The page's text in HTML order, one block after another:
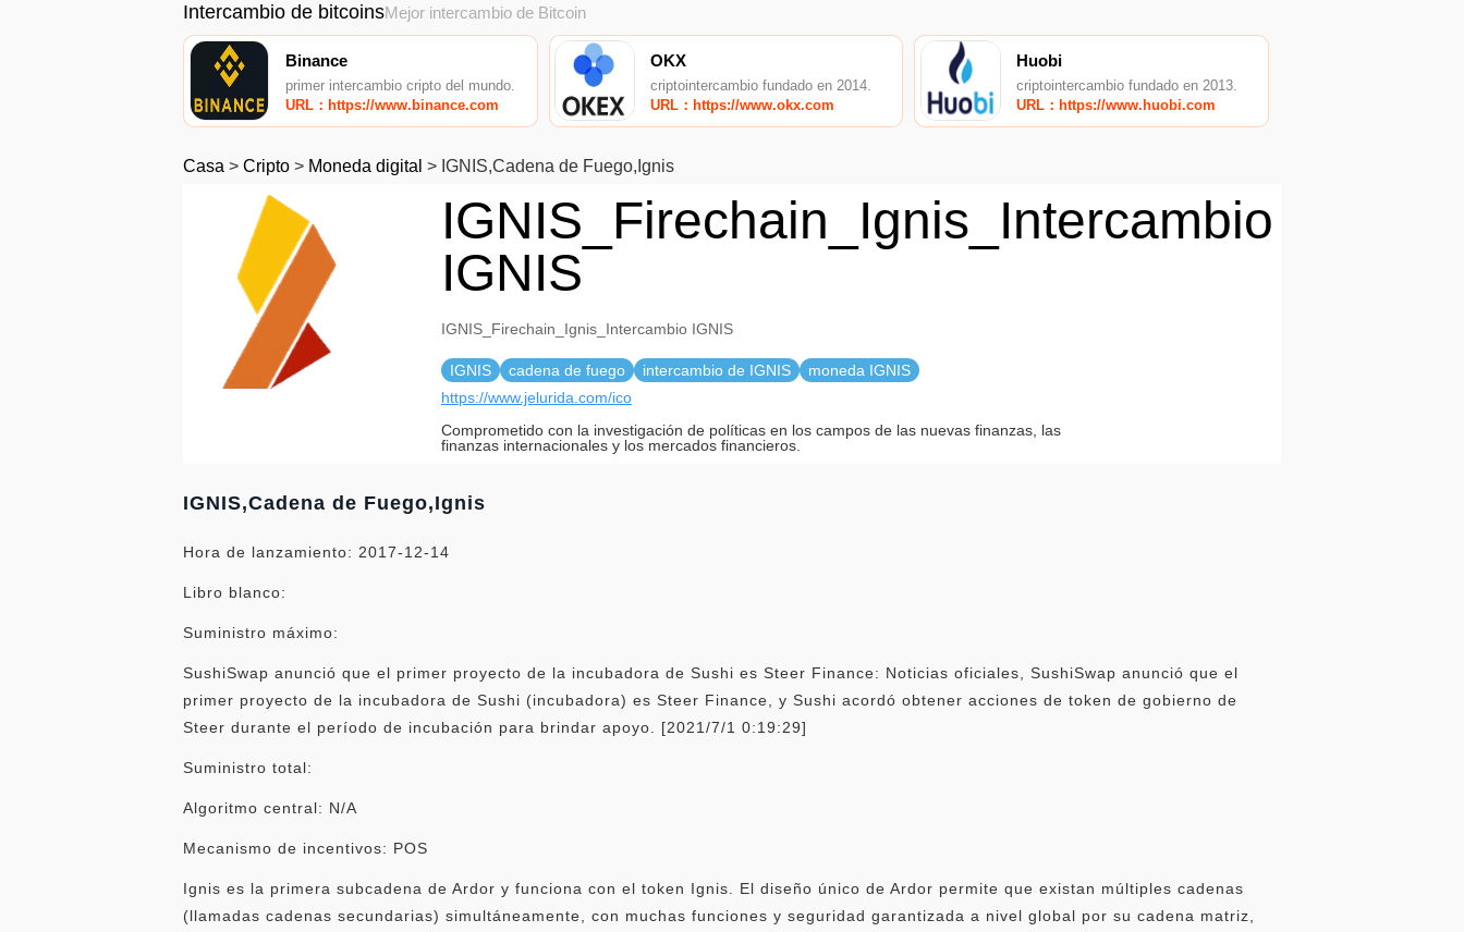
Intercambio de bitcoinsMejor intercambio de Bitcoin
Binance
primer intercambio cripto del mundo.
URL：https://www.binance.com
OKX
criptointercambio fundado en 2014.
URL：https://www.okx.com
Huobi
criptointercambio fundado en 2013.
URL：https://www.huobi.com
Casa > Cripto > Moneda digital > IGNIS,Cadena de Fuego,Ignis
IGNIS_Firechain_Ignis_Intercambio
IGNIS
IGNIS_Firechain_Ignis_Intercambio IGNIS
IGNIS cadena de fuego intercambio de IGNIS
moneda IGNIS
https://www.jelurida.com/ico
Comprometido con la investigación de políticas en los campos de las nuevas finanzas, las
finanzas internacionales y los mercados financieros.
IGNIS,Cadena de Fuego,Ignis
Hora de lanzamiento: 2017-12-14
Libro blanco:
Suministro máximo:
SushiSwap anunció que el primer proyecto de la incubadora de Sushi es Steer Finance: Noticias oficiales, SushiSwap anunció que el
primer proyecto de la incubadora de Sushi (incubadora) es Steer Finance, y Sushi acordó obtener acciones de token de gobierno de
Steer durante el período de incubación para brindar apoyo. [2021/7/1 0:19:29]
Suministro total:
Algoritmo central: N/A
Mecanismo de incentivos: POS
Ignis es la primera subcadena de Ardor y funciona con el token Ignis. El diseño único de Ardor permite que existan múltiples cadenas
(llamadas cadenas secundarias) simultáneamente, con muchas funciones y seguridad garantizada a nivel global por su cadena matriz,